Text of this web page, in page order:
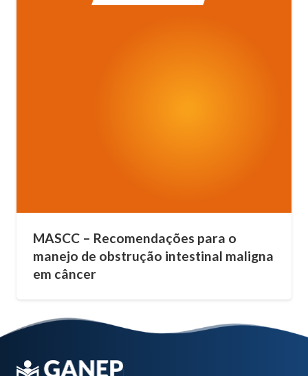
MASCC – Recomendações para o
manejo de obstrução intestinal maligna
em câncer